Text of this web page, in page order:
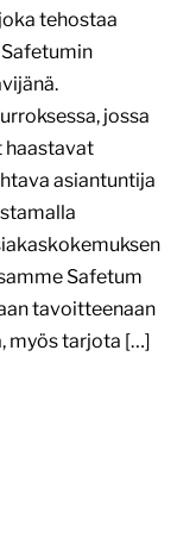
tehostaa
jossa
haastavat
asiantuntija
Safetum
tavoitteenaan
myös tarjota […]